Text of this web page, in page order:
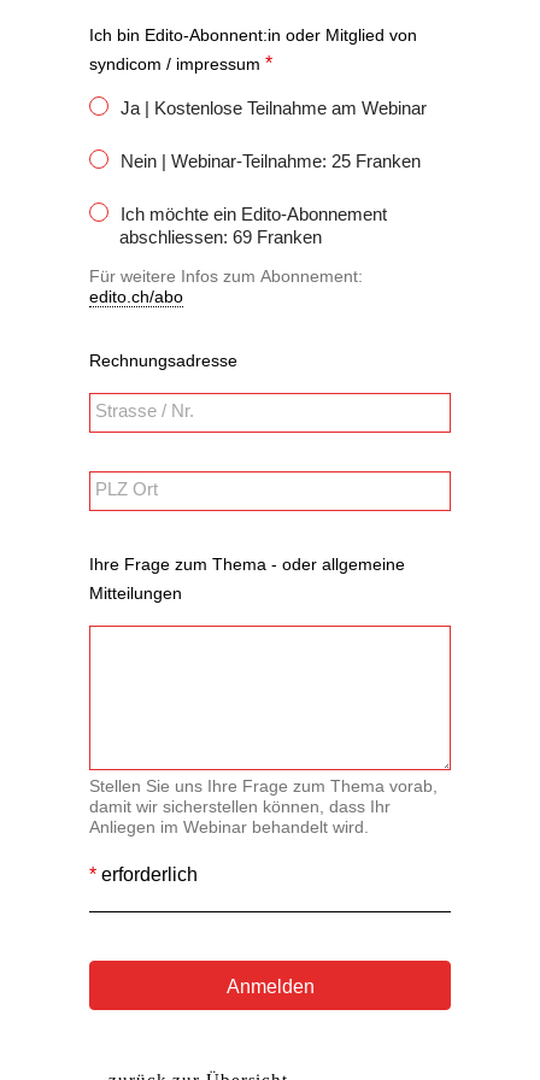
Ich bin Edito-Abonnent:in oder Mitglied von
syndicom / impressum *
Ja | Kostenlose Teilnahme am Webinar
Nein | Webinar-Teilnahme: 25 Franken
Ich möchte ein Edito-Abonnement
abschliessen: 69 Franken
Für weitere Infos zum Abonnement:
edito.ch/abo
Rechnungsadresse
PLZ Ort
Ihre Frage zum Thema - oder allgemeine
Mitteilungen
Stellen Sie uns Ihre Frage zum Thema vorab,
damit wir sicherstellen können, dass Ihr
Anliegen im Webinar behandelt wird.
* erforderlich
Anmelden